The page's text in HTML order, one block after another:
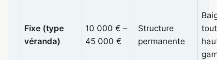
Fixe (type
véranda)
10 000 € –
45 000 €
Structure
permanente